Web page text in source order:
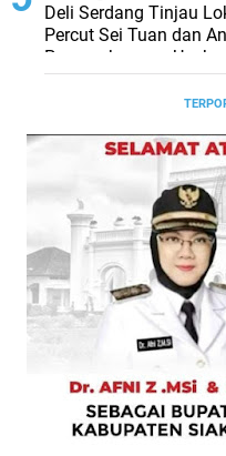
Deli Serdang Tinjau
Percut Sei Tuan dan
Pengembangan Usaha